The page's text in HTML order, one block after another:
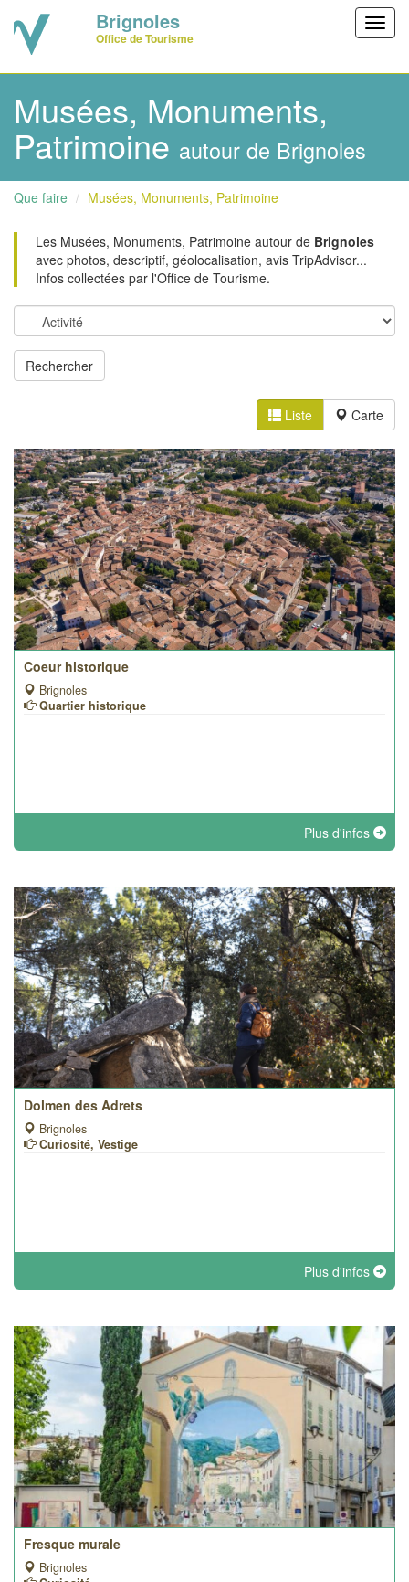
Brignoles
Office de Tourisme
Musées, Monuments,
Patrimoine autour de Brignoles
Que faire Musées, Monuments, Patrimoine
Les Musées, Monuments, Patrimoine autour de Brignoles
avec photos, descriptif, géolocalisation, avis TripAdvisor...
Infos collectées par l'Office de Tourisme.
Liste Carte
Coeur historique
Brignoles
Quartier historique
Plus d'infos
Dolmen des Adrets
Brignoles
Curiosité, Vestige
Plus d'infos
Fresque murale
Brignoles